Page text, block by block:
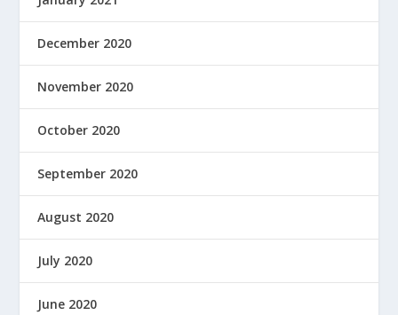
December 2020
November 2020
October 2020
September 2020
August 2020
July 2020
June 2020